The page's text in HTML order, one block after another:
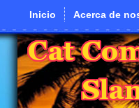
Pasar al contenido principal
Inicio Acerca de